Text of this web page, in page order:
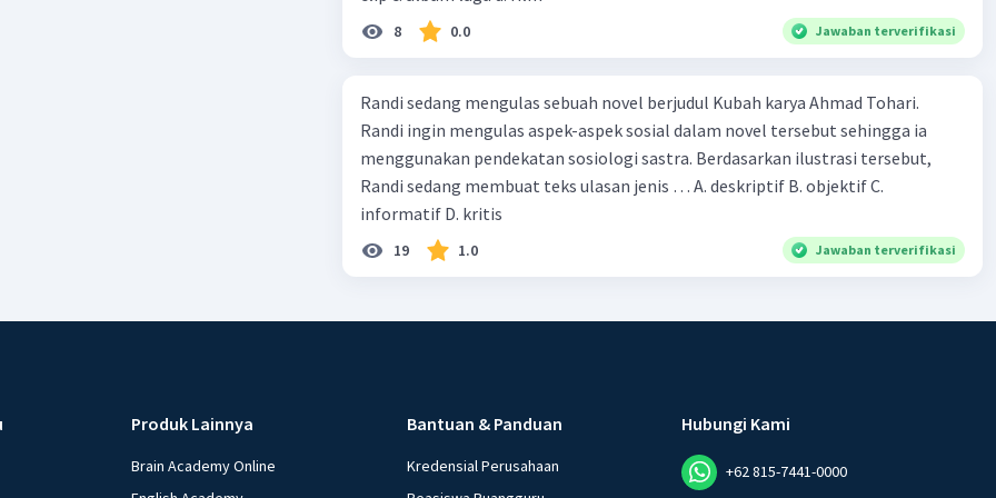
8 0.0 Jawaban terverifikasi
Randi sedang mengulas sebuah novel berjudul Kubah karya Ahmad Tohari.
Randi ingin mengulas aspek-aspek sosial dalam novel tersebut sehingga ia
menggunakan pendekatan sosiologi sastra. Berdasarkan ilustrasi tersebut,
Randi sedang membuat teks ulasan jenis … A. deskriptif B. objektif C.
informatif D. kritis
19 1.0 Jawaban terverifikasi
Produk Lainnya
Brain Academy Online
Bantuan & Panduan
Kredensial Perusahaan
Hubungi Kami
+62 815-7441-0000